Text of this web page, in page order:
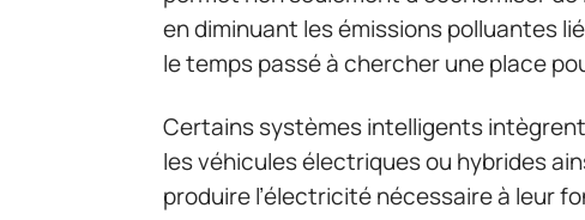
en diminuant les émissions polluantes
le temps passé à chercher une place
Certains systèmes intelligents
les véhicules électriques ou hybrides
produire l’électricité nécessaire à leur